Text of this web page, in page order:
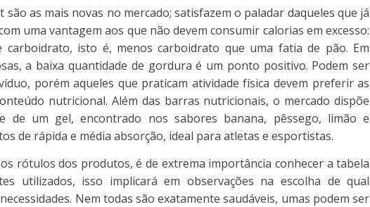
são as mais novas no mercado; satisfazem o paladar daqueles que já
uma vantagem aos que não devem consumir calorias em excesso:
carboidrato, isto é, menos carboidrato que uma fatia de pão. Em
a baixa quantidade de gordura é um ponto positivo. Podem ser
porém aqueles que praticam atividade física devem preferir as
nutricional. Além das barras nutricionais, o mercado dispõe
de um gel, encontrado nos sabores banana, pêssego, limão e
de rápida e média absorção, ideal para atletas e esportistas.
rótulos dos produtos, é de extrema importância conhecer a tabela
utilizados, isso implicará em observações na escolha de qual
Nem todas são exatamente saudáveis, umas podem ser